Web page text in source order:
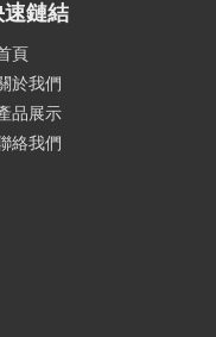
速鏈結
頁
於我們
品展示
絡我們